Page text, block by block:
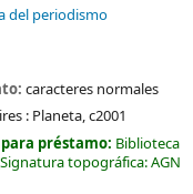
del periodismo
caracteres normales
: Planeta,c2001
préstamo: Biblioteca
Signatura topográfica:AGN